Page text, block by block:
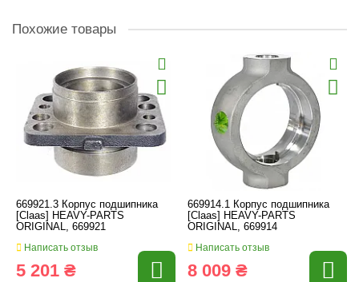
Похожие товары
669921.3 Корпус подшипника
[Claas] HEAVY-PARTS
ORIGINAL, 669921
Написать отзыв
5 201 ₴
669914.1 Корпус подшипника
[Claas] HEAVY-PARTS
ORIGINAL, 669914
Написать отзыв
8 009 ₴